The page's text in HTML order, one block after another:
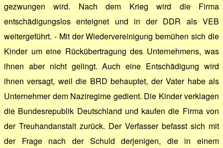
gezwungen wird. Nach dem Krieg wird die Firma
entschädigungslos enteignet und in der DDR als VEB
weitergeführt. - Mit der Wiedervereinigung bemühen sich die
Kinder um eine Rückübertragung des Unternehmens, was
ihnen aber nicht gelingt. Auch eine Entschädigung wird
ihnen versagt, weil die BRD behauptet, der Vater habe als
Unternehmer dem Naziregime gedient. Die Kinder verklagen
die Bundesrepublik Deutschland und kaufen die Firma von
der Treuhandanstalt zurück. Der Verfasser befasst sich mit
der Frage nach der Schuld derjenigen, die in einem